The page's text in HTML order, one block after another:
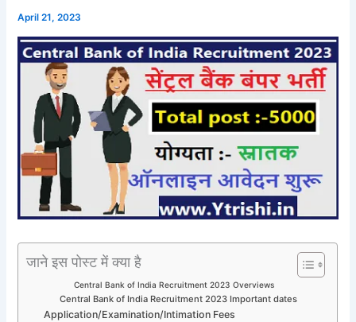
April 21, 2023
जाने इस पोस्ट में क्या है
Central Bank of India Recruitment 2023 Overviews
Central Bank of India Recruitment 2023 Important dates
Application/Examination/Intimation Fees